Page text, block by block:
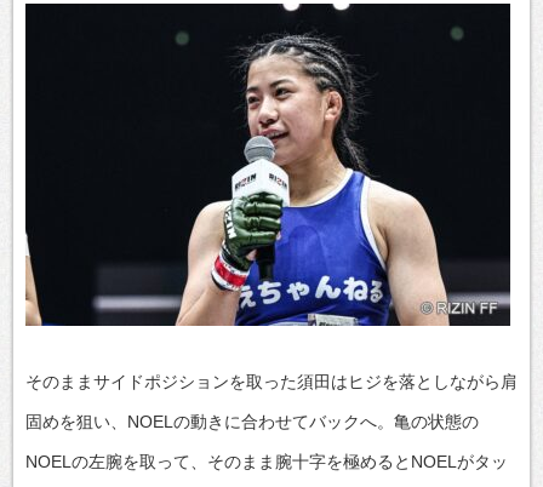
そのままサイドポジションを取った須田はヒジを落としながら肩
固めを狙い、NOELの動きに合わせてバックへ。亀の状態の
NOELの左腕を取って、そのまま腕十字を極めるとNOELがタッ